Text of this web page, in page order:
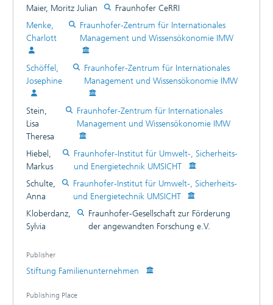
Unternehmen aus der Automobil- und Baubranche, die
zusammen für 80 Milliarden Euro Jahresumsatz stehen und
über 372.000 Mitarbeiter beschäftigen.
Maier, Moritz Julian
Fraunhofer CeRRI
Menke,
Charlott
Fraunhofer-Zentrum für Internationales
Management und Wissensökonomie IMW
Schöffel,
Josephine
Fraunhofer-Zentrum für Internationales
Management und Wissensökonomie IMW
Stein,
Lisa
Theresa
Fraunhofer-Zentrum für Internationales
Management und Wissensökonomie IMW
Hiebel,
Markus
Fraunhofer-Institut für Umwelt-, Sicherheits-
und Energietechnik UMSICHT
Schulte,
Anna
Fraunhofer-Institut für Umwelt-, Sicherheits-
und Energietechnik UMSICHT
Kloberdanz,
Sylvia
Fraunhofer-Gesellschaft zur Förderung
der angewandten Forschung e.V.
Publisher
Stiftung Familienunternehmen
Publishing Place